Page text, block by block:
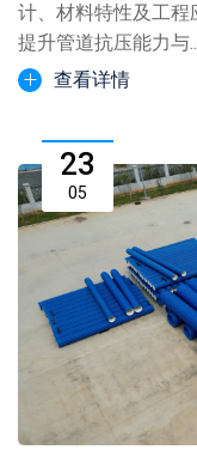
计、材料特性及工
提升管道抗压能力与
查看详情
23
05